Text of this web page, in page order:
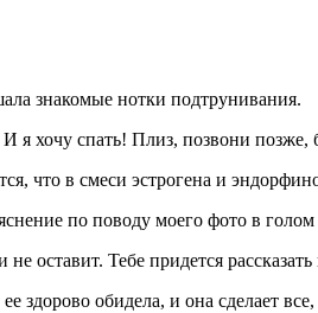
знакомые нотки подтрунивания.
спать! Плиз, позвони позже,
в смеси эстрогена и
по поводу моего фото в
не оставит. Тебе придется
обидела, и она сделает